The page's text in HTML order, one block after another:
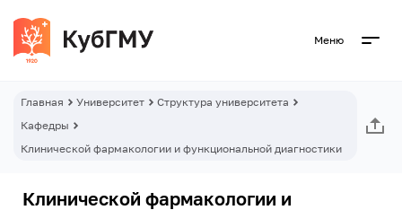
Меню
Главная Университет
Структура университета
Кафедры
Клинической фармакологии и функциональной диагностики
Клинической фармакологии и